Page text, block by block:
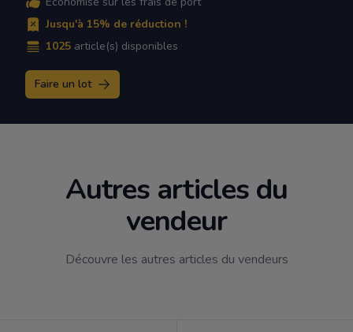
Jusqu'à 15% de réduction !
1025 article(s) disponibles
Faire un lot
Autres articles du
vendeur
Découvre les autres articles du vendeurs